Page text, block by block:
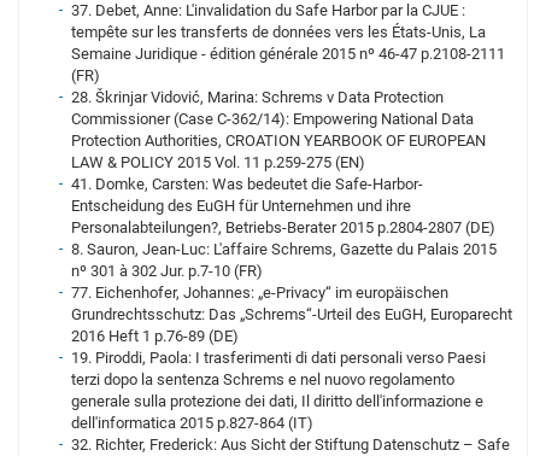
37. Debet, Anne: L'invalidation du Safe Harbor par la CJUE :
tempête sur les transferts de données vers les États-Unis, La
Semaine Juridique - édition générale 2015 nº 46-47 p.2108-2111
(FR)
28. Škrinjar Vidović, Marina: Schrems v Data Protection
Commissioner (Case C-362/14): Empowering National Data
Protection Authorities, CROATION YEARBOOK OF EUROPEAN
LAW & POLICY 2015 Vol. 11 p.259-275 (EN)
41. Domke, Carsten: Was bedeutet die Safe-Harbor-
Entscheidung des EuGH für Unternehmen und ihre
Personalabteilungen?, Betriebs-Berater 2015 p.2804-2807 (DE)
8. Sauron, Jean-Luc: L'affaire Schrems, Gazette du Palais 2015
nº 301 à 302 Jur. p.7-10 (FR)
77. Eichenhofer, Johannes: „e-Privacy“ im europäischen
Grundrechtsschutz: Das „Schrems“-Urteil des EuGH, Europarecht
2016 Heft 1 p.76-89 (DE)
19. Piroddi, Paola: I trasferimenti di dati personali verso Paesi
terzi dopo la sentenza Schrems e nel nuovo regolamento
generale sulla protezione dei dati, Il diritto dell'informazione e
dell'informatica 2015 p.827-864 (IT)
32. Richter, Frederick: Aus Sicht der Stiftung Datenschutz – Safe